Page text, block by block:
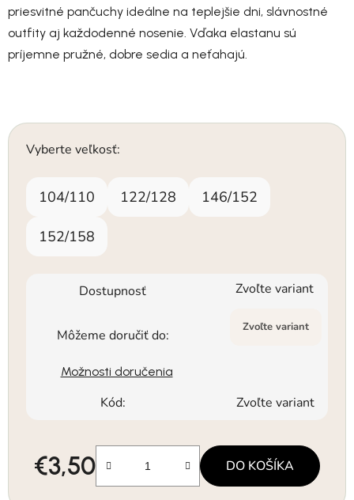
priesvitné pančuchy ideálne na teplejšie dni, slávnostné
outfity aj každodenné nosenie. Vďaka elastanu sú
príjemne pružné, dobre sedia a neťahajú.
Vyberte veľkosť:
104/110 122/128 146/152
152/158
Dostupnosť Zvoľte variant
Môžeme doručiť do: Zvoľte variant
Možnosti doručenia
Kód: Zvoľte variant
€3,50
Jednotková cena:
DO KOŠÍKA